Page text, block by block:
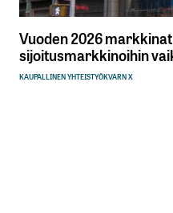
Vuoden 2026
sijoitusmarkkinoihin
KAUPALLINEN YHTEISTYÖKVARN X